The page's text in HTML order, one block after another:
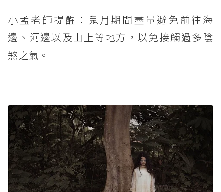
小孟老師提醒：鬼月期間盡量避免前往海
邊、河邊以及山上等地方，以免接觸過多陰
煞之氣。